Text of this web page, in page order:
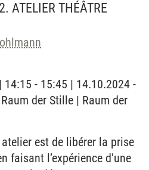
ATELIER THÉÂTRE
- 15:45 | 14.10.2024 -
der Stille | Raum der
atelier est de libérer la prise
faisant l’expérience d’une